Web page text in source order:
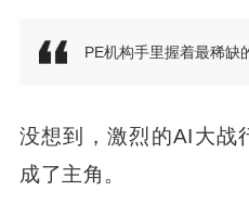
PE机构手里握着最稀缺
没想到，激烈的AI大战
成了主角。